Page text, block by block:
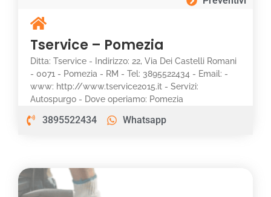
Tservice – Pomezia
Ditta: Tservice - Indirizzo: 22, Via Dei Castelli Romani
- 0071 - Pomezia - RM - Tel: 3895522434 - Email: -
www: http://www.tservice2015.it - Servizi:
Autospurgo - Dove operiamo: Pomezia
3895522434 Whatsapp